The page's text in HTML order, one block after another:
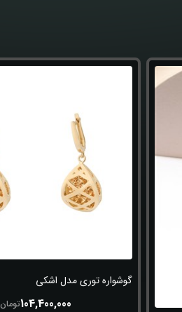
گوشواره توری مدل اشکی
104,400,000تومان